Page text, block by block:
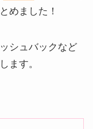
めました！
シュバックなど
ます。